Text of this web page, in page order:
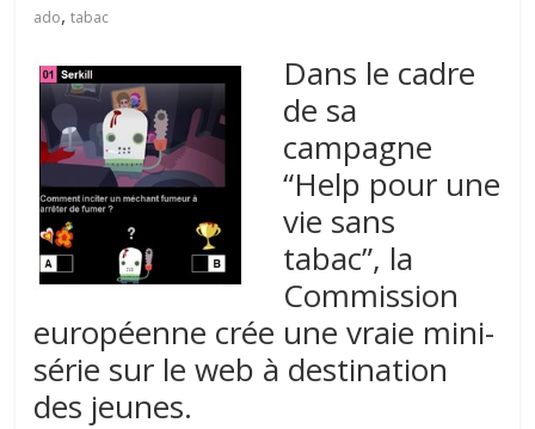
ado,tabac
Dans le cadre
de sa
campagne
“Help pour une
vie sans
tabac”, la
Commission
européenne crée une vraie mini-
série sur le web à destination
des jeunes.